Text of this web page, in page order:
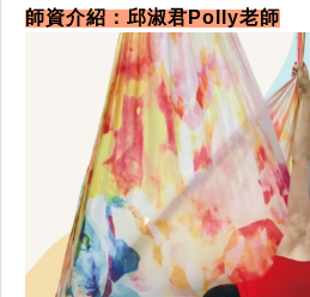
師資介紹：邱淑君Polly老師